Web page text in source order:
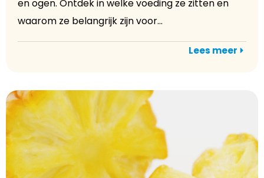
en ogen. Ontdek in welke voeding ze zitten en
waarom ze belangrijk zijn voor...
Lees meer